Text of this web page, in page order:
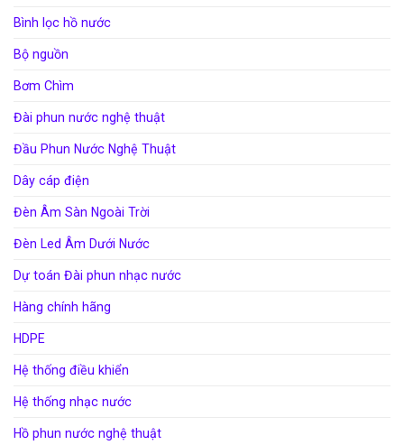
Bình lọc hồ nước
Bộ nguồn
Bơm Chìm
Đài phun nước nghệ thuật
Đầu Phun Nước Nghệ Thuật
Dây cáp điện
Đèn Âm Sàn Ngoài Trời
Đèn Led Âm Dưới Nước
Dự toán Đài phun nhạc nước
Hàng chính hãng
HDPE
Hệ thống điều khiển
Hệ thống nhạc nước
Hồ phun nước nghệ thuật